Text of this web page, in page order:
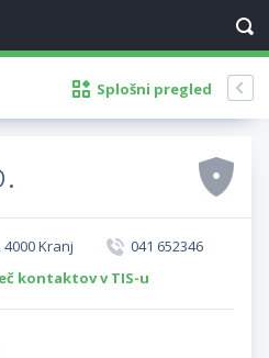
Splošni pregled
Kranj
041 652346
kontaktov v TIS-u